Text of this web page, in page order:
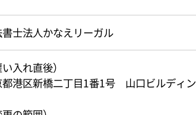
書士法人かなえリーガル
い入れ直後）
都港区新橋二丁目1番1号 山口ビルディ